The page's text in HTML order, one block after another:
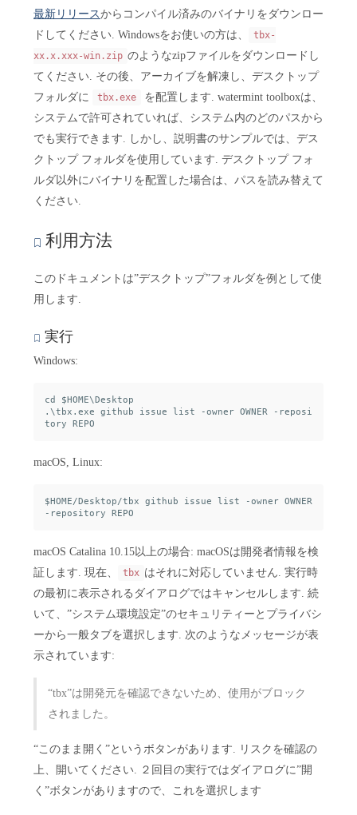
最新リリースからコンパイル済みのバイナリをダウンロー
ドしてください. Windowsをお使いの方は、
tbx-
xx.x.xxx-win.zip のようなzipファイルをダウンロードし
てください. その後、アーカイブを解凍し、デスクトップ
フォルダに
tbx.exe
を配置します. watermint toolboxは、
システムで許可されていれば、システム内のどのパスから
でも実行できます. しかし、説明書のサンプルでは、デス
クトップ フォルダを使用しています. デスクトップ フォ
ルダ以外にバイナリを配置した場合は、パスを読み替えて
ください.
利用方法
このドキュメントは”デスクトップ”フォルダを例として使
用します.
実行
Windows:
cd $HOME\Desktop
.\tbx.exe github issue list -owner OWNER -reposi
macOS, Linux:
$HOME/Desktop/tbx github issue list -owner OWNER
macOS Catalina 10.15以上の場合: macOSは開発者情報を検
証します. 現在、
tbx はそれに対応していません. 実行時
の最初に表示されるダイアログではキャンセルします. 続
いて、”システム環境設定”のセキュリティーとプライバシ
ーから一般タブを選択します. 次のようなメッセージが表
示されています:
“tbx”は開発元を確認できないため、使用がブロック
されました。
“このまま開く”というボタンがあります. リスクを確認の
上、開いてください. ２回目の実行ではダイアログに”開
く”ボタンがありますので、これを選択します